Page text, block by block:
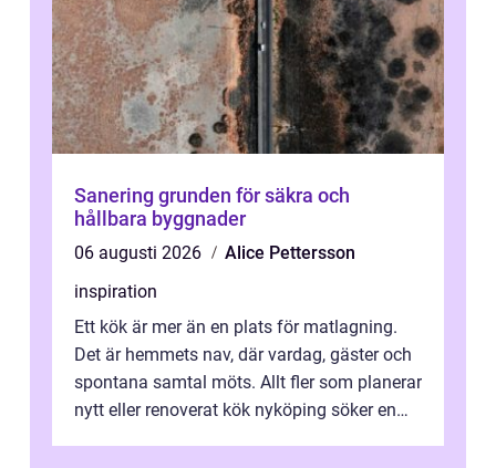
Sanering grunden för säkra och
hållbara byggnader
06 augusti 2026
Alice Pettersson
inspiration
Ett kök är mer än en plats för matlagning.
Det är hemmets nav, där vardag, gäster och
spontana samtal möts. Allt fler som planerar
nytt eller renoverat kök nyköping söker en